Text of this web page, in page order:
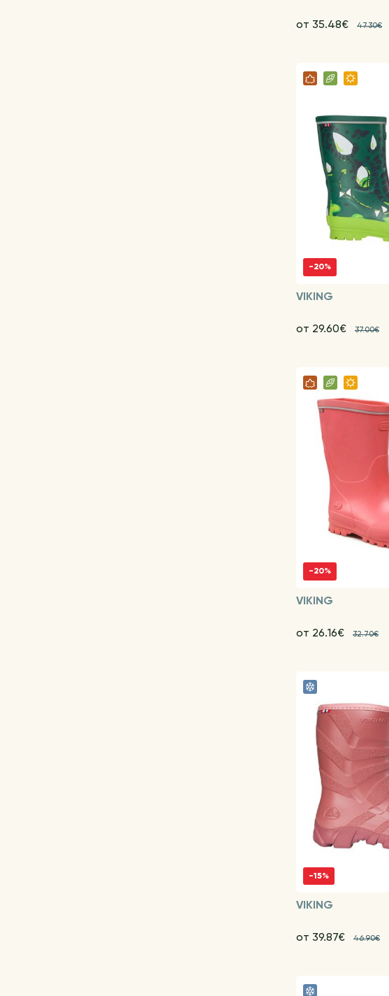
от 35.48€ 47.30€
-20%
VIKING
от 29.60€ 37.00€
-20%
VIKING
от 26.16€ 32.70€
-15%
VIKING
от 39.87€ 46.90€